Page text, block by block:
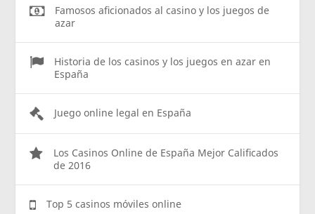
Famosos aficionados al casino y los juegos de
azar
Historia de los casinos y los juegos en azar en
España
Juego online legal en España
Los Casinos Online de España Mejor Calificados
de 2016
Top 5 casinos móviles online